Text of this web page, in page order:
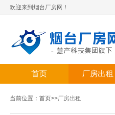
欢迎来到烟台厂房网！
首页 厂房出租
当前位置： 首页>>厂房出租